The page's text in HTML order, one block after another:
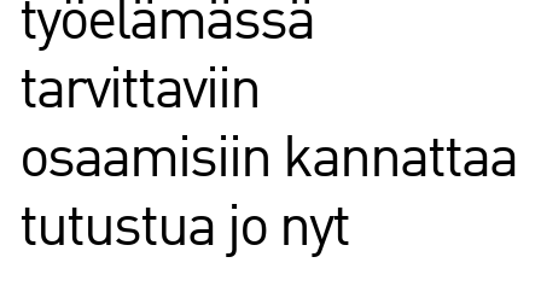
työelämässä
tarvittaviin
osaamisiin kannattaa
tutustua jo nyt